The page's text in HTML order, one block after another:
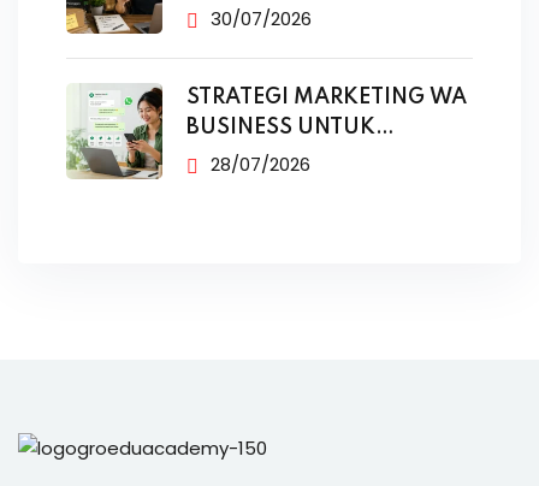
TANPA IKLAN
30/07/2026
STRATEGI MARKETING WA
BUSINESS UNTUK
PENJUALAN
28/07/2026